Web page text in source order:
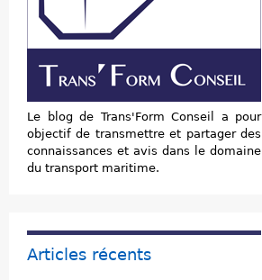
Le blog de Trans'Form Conseil a pour
objectif de transmettre et partager des
connaissances et avis dans le domaine
du transport maritime.
Articles récents